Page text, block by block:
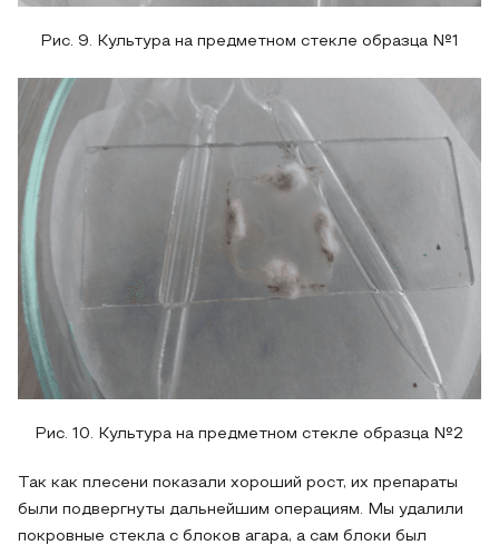
Рис. 9. Культура на предметном стекле образца №1
Рис. 10. Культура на предметном стекле образца №2
Так как плесени показали хороший рост, их препараты
были подвергнуты дальнейшим операциям. Мы удалили
покровные стекла с блоков агара, а сам блоки был